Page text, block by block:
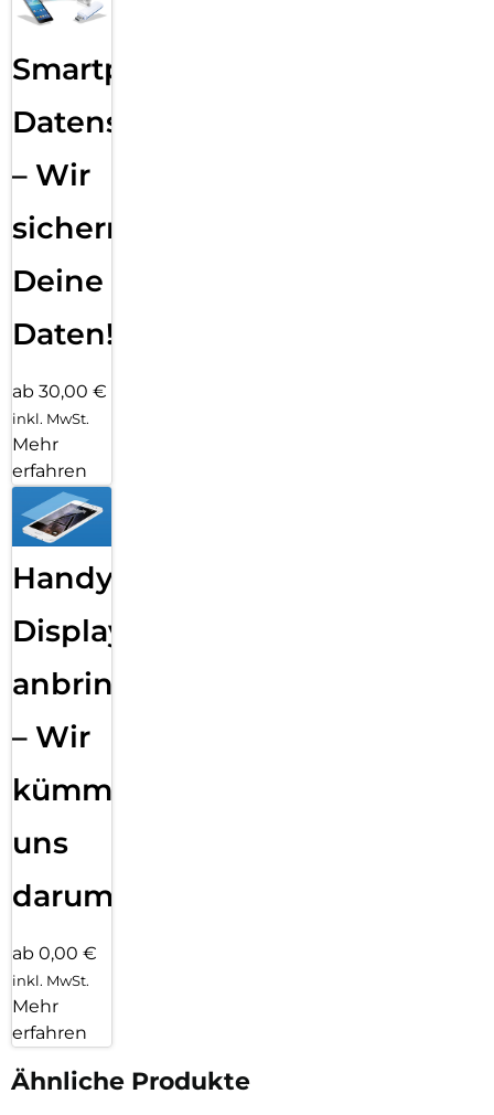
Smartphone
Datensicherung
– Wir
sichern
Deine
Daten!
ab 30,00 €
inkl. MwSt.
Mehr
erfahren
Handy
Displayfolie
anbringen
– Wir
kümmern
uns
darum!
ab 0,00 €
inkl. MwSt.
Mehr
erfahren
Ähnliche Produkte